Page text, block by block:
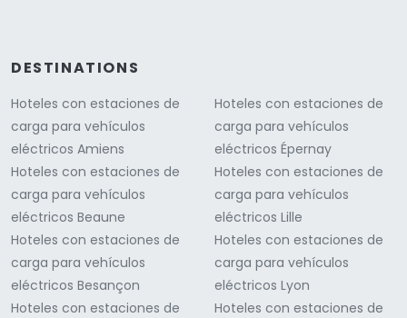
DESTINATIONS
Hoteles con estaciones de
carga para vehículos
eléctricos Amiens
Hoteles con estaciones de
carga para vehículos
eléctricos Beaune
Hoteles con estaciones de
carga para vehículos
eléctricos Besançon
Hoteles con estaciones de
Hoteles con estaciones de
carga para vehículos
eléctricos Épernay
Hoteles con estaciones de
carga para vehículos
eléctricos Lille
Hoteles con estaciones de
carga para vehículos
eléctricos Lyon
Hoteles con estaciones de